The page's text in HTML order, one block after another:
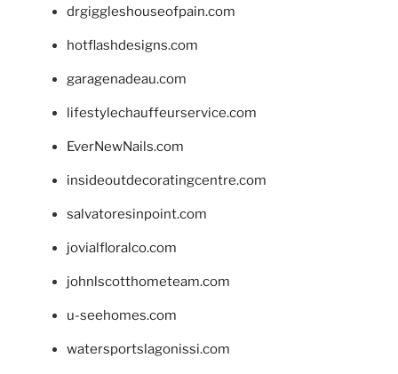
drgiggleshouseofpain.com
hotflashdesigns.com
garagenadeau.com
lifestylechauffeurservice.com
EverNewNails.com
insideoutdecoratingcentre.com
salvatoresinpoint.com
jovialfloralco.com
johnlscotthometeam.com
u-seehomes.com
watersportslagonissi.com